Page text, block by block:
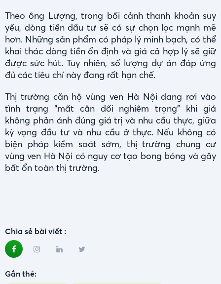
Theo ông Lượng, trong bối cảnh thanh khoản suy
yếu, dòng tiền đầu tư sẽ có sự chọn lọc mạnh mẽ
hơn. Những sản phẩm có pháp lý minh bạch, có thể
khai thác dòng tiền ổn định và giá cả hợp lý sẽ giữ
được sức hút. Tuy nhiên, số lượng dự án đáp ứng
đủ các tiêu chí này đang rất hạn chế.
Thị trường căn hộ vùng ven Hà Nội đang rơi vào
tình trạng “mất cân đối nghiêm trọng” khi giá
không phản ánh đúng giá trị và nhu cầu thực, giữa
kỳ vọng đầu tư và nhu cầu ở thực. Nếu không có
biện pháp kiểm soát sớm, thị trường chung cư
vùng ven Hà Nội có nguy cơ tạo bong bóng và gây
bất ổn toàn thị trường.
Chia sẻ bài viết :
Gắn thẻ: